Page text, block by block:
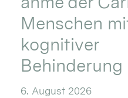
Menschen
kognitiver
Behinderung
6. August 2026